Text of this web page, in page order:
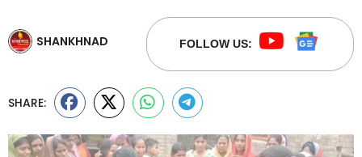
SHANKHNAD FOLLOW US:
SHARE: